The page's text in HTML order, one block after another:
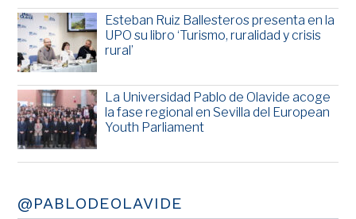
Esteban Ruiz Ballesteros presenta en la
UPO su libro ‘Turismo, ruralidad y crisis
rural’
La Universidad Pablo de Olavide acoge
la fase regional en Sevilla del European
Youth Parliament
@PABLODEOLAVIDE